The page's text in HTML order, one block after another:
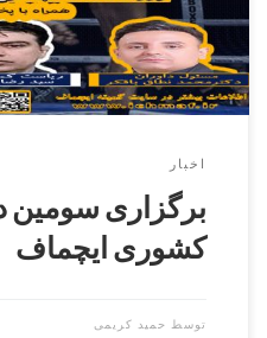
برگزار میگردد بانوان آقایان
اخبار
برگزاری سومین
کشوری ایچماف
توسط حمید کریمی